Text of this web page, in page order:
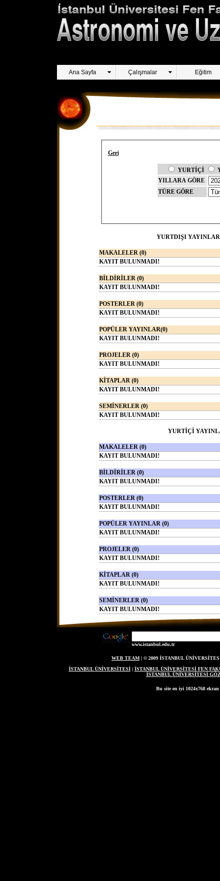
Ana Sayfa Çalışmalar Eğitim
Geri
YURTİÇİ
YILLARA GÖRE
TÜRE GÖRE
YURTDIŞI
MAKALELER (0)
KAYIT BULUNMADI!
BİLDİRİLER (0)
KAYIT BULUNMADI!
POSTERLER (0)
KAYIT BULUNMADI!
POPÜLER YAYINLAR(0)
KAYIT BULUNMADI!
PROJELER (0)
KAYIT BULUNMADI!
KİTAPLAR (0)
KAYIT BULUNMADI!
SEMİNERLER (0)
KAYIT BULUNMADI!
YURTİÇİ
MAKALELER (0)
KAYIT BULUNMADI!
BİLDİRİLER (0)
KAYIT BULUNMADI!
POSTERLER (0)
KAYIT BULUNMADI!
POPÜLER YAYINLAR (0)
KAYIT BULUNMADI!
PROJELER (0)
KAYIT BULUNMADI!
KİTAPLAR (0)
KAYIT BULUNMADI!
SEMİNERLER (0)
KAYIT BULUNMADI!
www.istanbul.edu.tr
WEB TEAM | © 2009 İSTANBUL
İSTANBUL ÜNİVERSİTESİ| İSTANBUL ÜNİVERSİTESİ FEN
İSTANBUL ÜNİVERSİTESİ
Bu site en iyi 1024x768